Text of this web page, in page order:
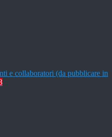
e collaboratori (da pubblicare in